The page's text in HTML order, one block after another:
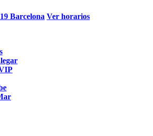
Barcelona Ver horarios